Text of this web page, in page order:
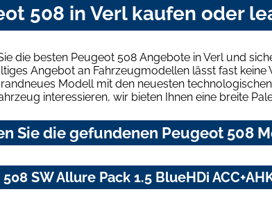
508 in Verl kaufen oder
die besten Peugeot 508 Angebote in Verl und
Angebot an Fahrzeugmodellen lässt fast keine
Modell mit den neuesten
interessieren, wir bieten Ihnen eine breite
Sie die gefundenen Peugeot 508
SW Allure Pack 1.5 BlueHDi